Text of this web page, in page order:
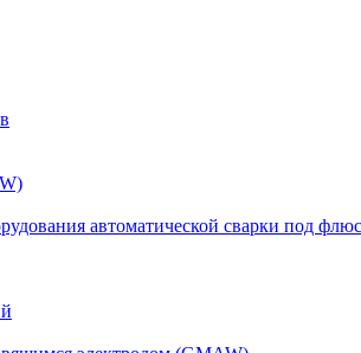
автоматической сварки под